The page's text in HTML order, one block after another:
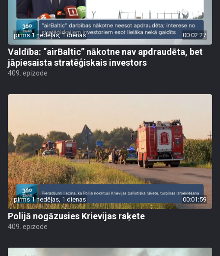
pirms 1 nedēļas, 1 dienas 00:02:27
Valdība: “airBaltic” nākotne nav apdraudēta, bet
jāpiesaista stratēģiskais investors
409. epizode
pirms 1 nedēļas, 1 dienas 00:01:59
Polijā nogāzusies Krievijas raķete
409. epizode